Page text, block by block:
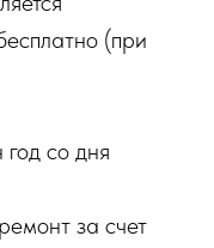
(при
со дня
за счет